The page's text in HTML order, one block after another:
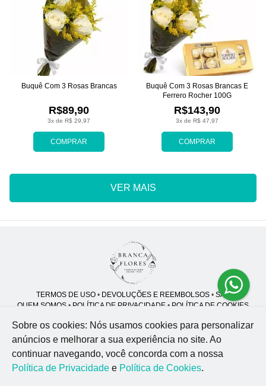
COMPRAR
3x de R$ 29,97
R$89,90
Buquê Com 3 Rosas Brancas
COMPRAR
3x de R$ 47,97
R$143,90
Buquê Com 3 Rosas Brancas E
Ferrero Rocher 100G
VER MAIS
TERMOS DE USO• DEVOLUÇÕES E REEMBOLSOS• SAC
QUEM SOMOS • POLÍTICA DE PRIVACIDADE • POLÍTICA DE COOKIES
Branca Flores | CNPJ: 46.914.997/0001-96
R. Mal. Rondon, 119 - Jardim Sumare - Ribeirão Preto - SP - 14025-430
Sobre os cookies: Nós usamos cookies para personalizar
anúncios e melhorar a sua experiência no site. Ao
continuar navegando, você concorda com a nossa
Política de Privacidade e Política de Cookies.